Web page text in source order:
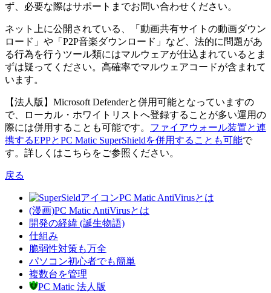
ず、必要な際はサポートまでお問い合わせください。
ネット上に公開されている、「動画共有サイトの動画ダウン
ロード」や「P2P音楽ダウンロード」など、法的に問題があ
る行為を行うツール類にはマルウェアが仕込まれているとま
ずは疑ってください。高確率でマルウェアコードが含まれて
います。
【法人版】Microsoft Defenderと併用可能となっていますの
で、ローカル・ホワイトリストへ登録することが多い運用の
際には併用することも可能です。 ファイアウォール装置と連
携するEPPとPC Matic SuperShieldを併用することも可能で
す。詳しくはこちらをご参照ください。
戻る
PC Matic AntiVirusとは
(漫画)PC Matic AntiVirusとは
開発の経緯 (誕生物語)
仕組み
脆弱性対策も万全
パソコン初心者でも簡単
複数台を管理
PC Matic 法人版